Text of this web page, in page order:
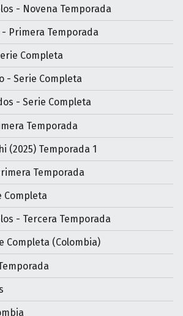
- Novena Temporada
Primera Temporada
Completa
- Serie Completa
- Serie Completa
Temporada
(2025) Temporada 1
Temporada
Completa
- Tercera Temporada
Completa (Colombia)